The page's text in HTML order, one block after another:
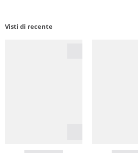
Visti di recente